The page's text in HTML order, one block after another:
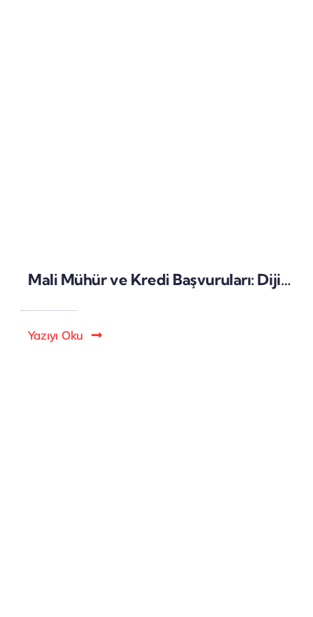
Mali Mühür ve Kredi Başvuruları: Dijital Onay Süreçlerinin Güvenliği
Yazıyı Oku